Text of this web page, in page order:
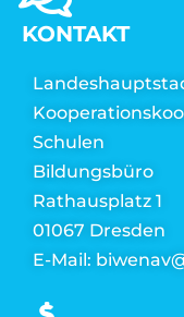
KONTAKT
Schulen
Bildungsbüro
Rathausplatz 1
01067 Dresden
E-Mail: